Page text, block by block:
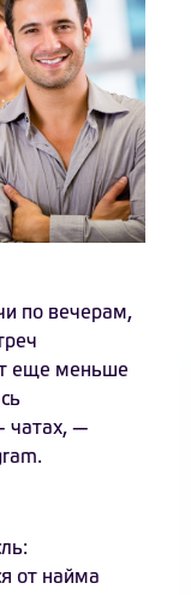
по вечерам,
еще меньше
чатах, —
от найма